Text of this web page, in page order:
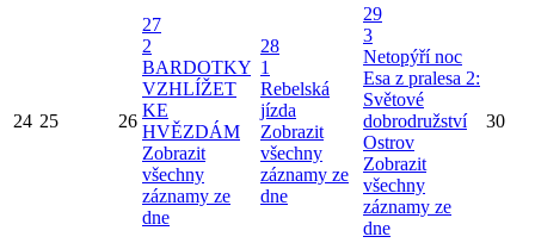
24 25 26
27
2
BARDOTKY
VZHLÍŽET
KE
HVĚZDÁM
Zobrazit
všechny
záznamy ze
dne
28
1
Rebelská
jízda
Zobrazit
všechny
záznamy ze
dne
29
3
Netopýří noc
Esa z pralesa 2:
Světové
dobrodružství
Ostrov
Zobrazit
všechny
záznamy ze
dne
30